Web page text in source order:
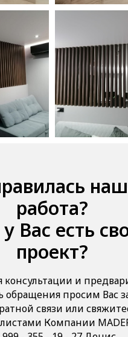
работа?
Вас есть
проект?
и
обращения просим Вас
связи или
Компании